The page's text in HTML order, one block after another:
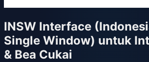
INSW Interface
Single Window) untuk
& Bea Cukai